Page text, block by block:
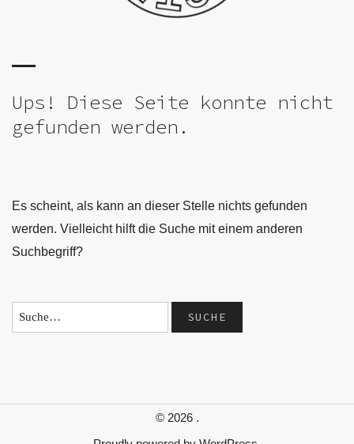
Ups! Diese Seite konnte nicht
gefunden werden.
Es scheint, als kann an dieser Stelle nichts gefunden
werden. Vielleicht hilft die Suche mit einem anderen
Suchbegriff?
© 2026 .